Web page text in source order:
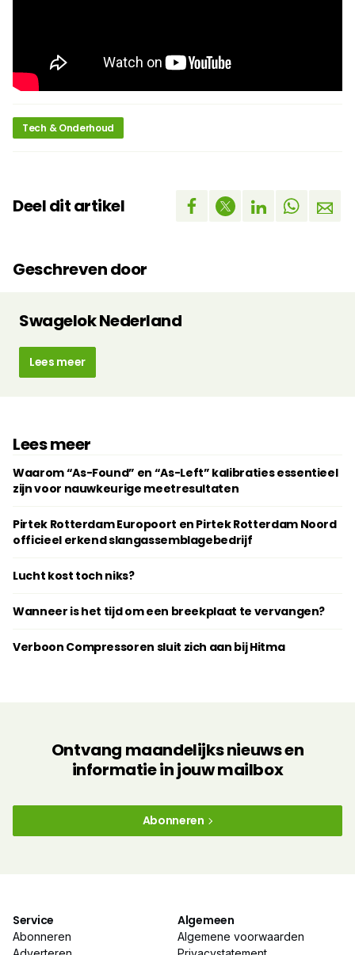
Tech & Onderhoud
Deel dit artikel
Geschreven door
Swagelok Nederland
Lees meer
Lees meer
Waarom “As-Found” en “As-Left” kalibraties essentieel
zijn voor nauwkeurige meetresultaten
Pirtek Rotterdam Europoort en Pirtek Rotterdam Noord
officieel erkend slangassemblagebedrijf
Lucht kost toch niks?
Wanneer is het tijd om een breekplaat te vervangen?
Verboon Compressoren sluit zich aan bij Hitma
Ontvang maandelijks nieuws en
informatie in jouw mailbox
Abonneren
Service
Abonneren
Algemeen
Algemene voorwaarden